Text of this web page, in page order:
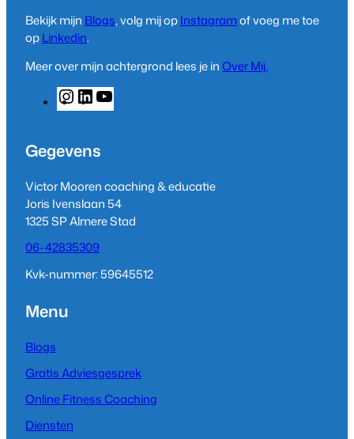
Bekijk mijn Blogs, volg mij opInstagramof voeg me toe
opLinkedin.
Meer over mijn achtergrond lees je inOver Mij.
n
t
g
r
a
L
i
k
d
I
n
o
b
e
Gegevens
Victor Mooren coaching & educatie
Joris Ivenslaan 54
1325 SP Almere Stad
06-42835309
Kvk-nummer: 59645512
Menu
Blogs
Gratis Adviesgesprek
Online Fitness Coaching
Diensten